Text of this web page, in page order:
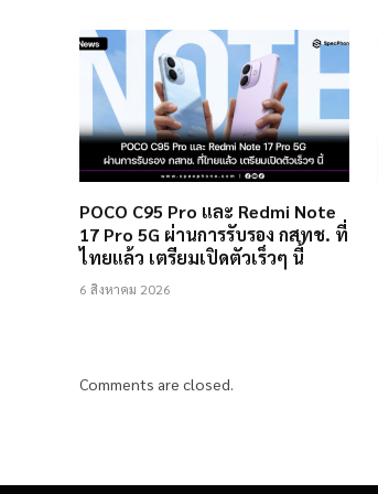
POCO C95 Pro และ Redmi Note
17 Pro 5G ผ่านการรับรอง กสทช. ที่
ไทยแล้ว เตรียมเปิดตัวเร็วๆ นี้
6 สิงหาคม 2026
Comments are closed.